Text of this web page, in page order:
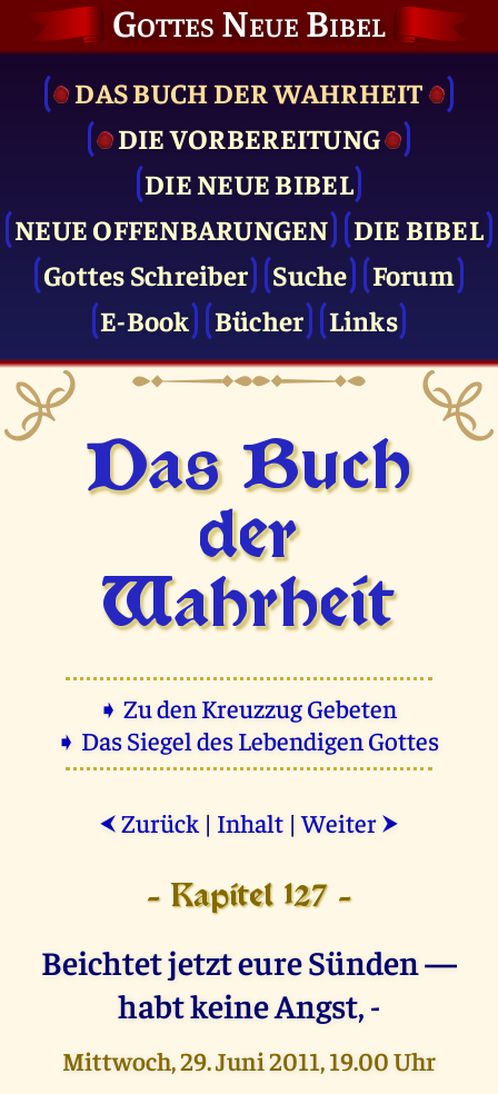
Gottes Neue Bibel
DAS BUCH DER WAHRHEIT
DIE VOR­BEREITUNG
DIE NEUE BIBEL
NEUE OFFENBARUNGEN
DIE BIBEL
Gottes Schreiber
Suche
Forum
E-Book
Bücher Links
Das Buch
der
Wahrheit
➧ Zu den Kreuzzug Gebeten
➧ Das Siegel des Lebendigen Gottes
⮜ Zurück | Inhalt |Weiter ⮞
- Kapitel 127 -
Beichtet jetzt eure Sünden —
habt keine Angst, -
Mittwoch, 29. Juni 2011, 19.00 Uhr